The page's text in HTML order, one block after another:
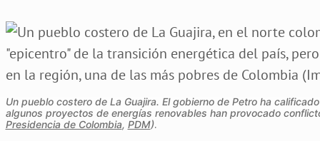
Un pueblo costero de La Guajira. El gobierno de Petro ha
algunos proyectos de energías renovables han provocado
Presidencia de Colombia, PDM).